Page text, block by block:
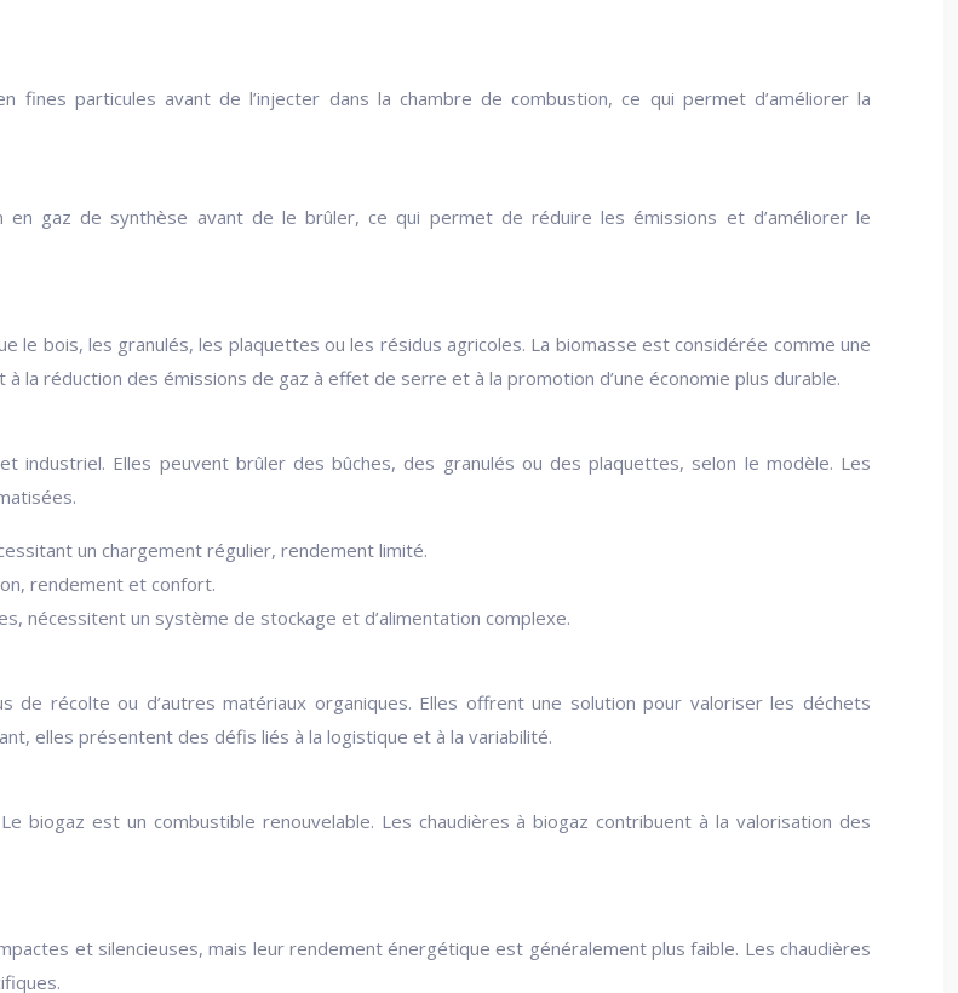
fines particules avant de l’injecter dans la chambre de combustion, ce qui permet d’améliorer la
en gaz de synthèse avant de le brûler, ce qui permet de réduire les émissions et d’améliorer le
le bois, les granulés, les plaquettes ou les résidus agricoles. La biomasse est considérée comme une
la réduction des émissions de gaz à effet de serre et à la promotion d’une économie plus durable.
industriel. Elles peuvent brûler des bûches, des granulés ou des plaquettes, selon le modèle. Les
un chargement régulier, rendement limité.
rendement et confort.
nécessitent un système de stockage et d’alimentation complexe.
de récolte ou d’autres matériaux organiques. Elles offrent une solution pour valoriser les déchets
elles présentent des défis liés à la logistique et à la variabilité.
biogaz est un combustible renouvelable. Les chaudières à biogaz contribuent à la valorisation des
et silencieuses, mais leur rendement énergétique est généralement plus faible. Les chaudières